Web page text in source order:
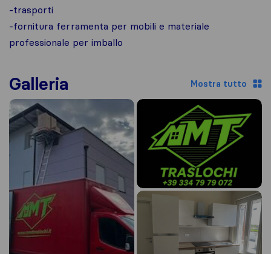
-trasporti
-fornitura ferramenta per mobili e materiale
professionale per imballo
Galleria Mostra tutto